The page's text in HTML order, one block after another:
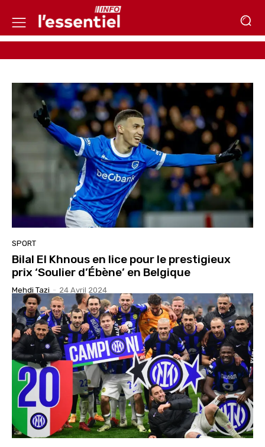
SPORT
Bilal El Khnous en lice pour le prestigieux
prix ‘Soulier d’Ébène’ en Belgique
Mehdi Tazi - 24 Avril 2024